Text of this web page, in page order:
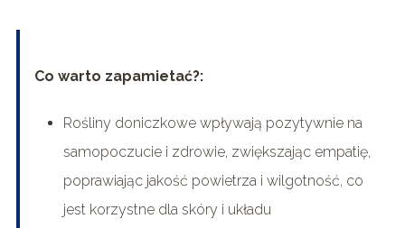
Co warto zapamietać?:
Rośliny doniczkowe wpływają pozytywnie na
samopoczucie i zdrowie, zwiększając empatię,
poprawiając jakość powietrza i wilgotność, co
jest korzystne dla skóry i układu